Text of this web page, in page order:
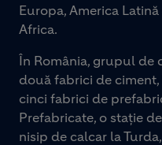
Europa, America
Africa.
În România, grupul
două fabrici de
cinci fabrici de
Prefabricate, o stație
nisip de calcar la